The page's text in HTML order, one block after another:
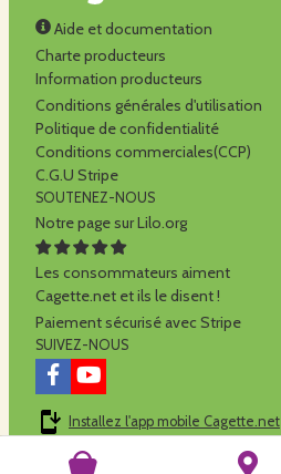
Aide et documentation
Charte producteurs
Information producteurs
Conditions générales d'utilisation
Politique de confidentialité
Conditions commerciales(CCP)
C.G.U Stripe
SOUTENEZ-NOUS
Notre page sur Lilo.org
Les consommateurs aiment
Cagette.net et ils le disent !
Paiement sécurisé avec Stripe
SUIVEZ-NOUS
Installez l'app mobile Cagette.net
Cagette.net est réalisé par la SCOP Alilo